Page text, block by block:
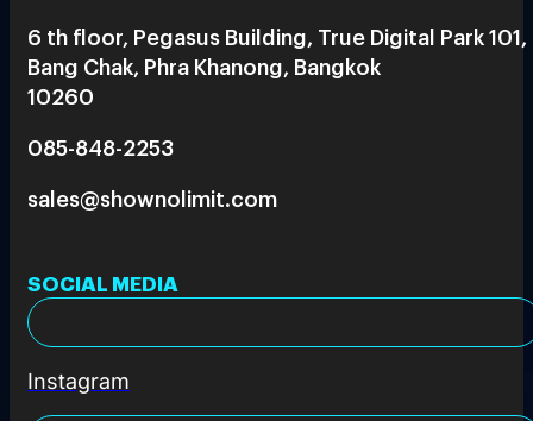
6 th floor, Pegasus Building, True Digital Park 101,
Bang Chak, Phra Khanong, Bangkok
10260
085-848-2253
sales@shownolimit.com
SOCIAL MEDIA
Instagram